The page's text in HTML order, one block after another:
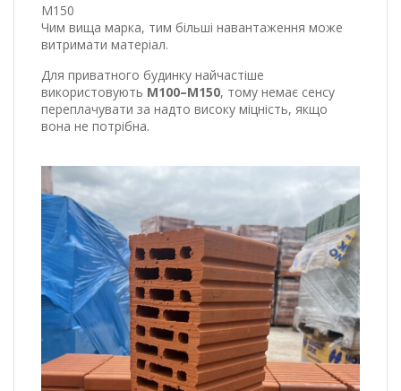
М150
Чим вища марка, тим більші навантаження може
витримати матеріал.
Для приватного будинку найчастіше
використовують М100–М150, тому немає сенсу
переплачувати за надто високу міцність, якщо
вона не потрібна.